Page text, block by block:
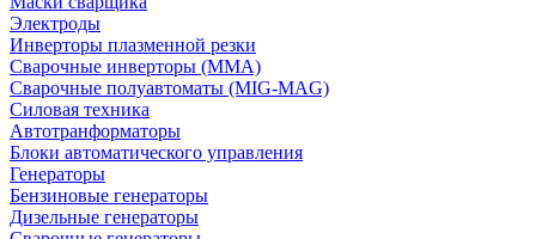
Электроды
Инверторы плазменной резки
Сварочные инверторы (MMA)
Сварочные полуавтоматы (MIG-MAG)
Силовая техника
Автотранформаторы
Блоки автоматического управления
Генераторы
Бензиновые генераторы
Дизельные генераторы